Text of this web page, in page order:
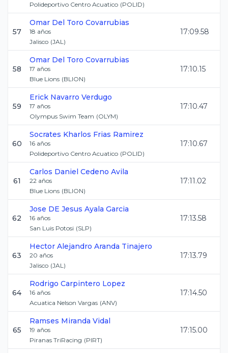
Polideportivo Centro Acuatico (POLID)
57
Omar Del Toro Covarrubias
18 años
Jalisco (JAL)
17:09.58
58
Omar Del Toro Covarrubias
17 años
Blue Lions (BLION)
17:10.15
59
Erick Navarro Verdugo
17 años
Olympus Swim Team (OLYM)
17:10.47
60
Socrates Kharlos Frias Ramirez
16 años
Polideportivo Centro Acuatico (POLID)
17:10.67
61
Carlos Daniel Cedeno Avila
22 años
Blue Lions (BLION)
17:11.02
62
Jose DE Jesus Ayala Garcia
16 años
San Luis Potosi (SLP)
17:13.58
63
Hector Alejandro Aranda Tinajero
20 años
Jalisco (JAL)
17:13.79
64
Rodrigo Carpintero Lopez
16 años
Acuatica Nelson Vargas (ANV)
17:14.50
65
Ramses Miranda Vidal
19 años
Piranas TriRacing (PIRT)
17:15.00